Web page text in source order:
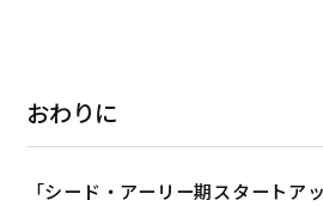
おわりに
「シード・アーリー期スタートア